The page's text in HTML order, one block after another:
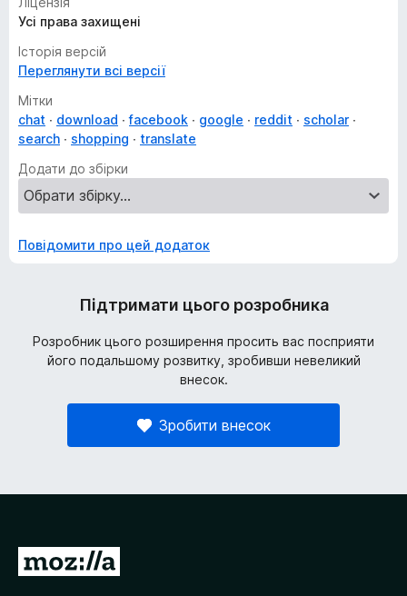
Усі права захищені
Історія версій
Переглянути всі версії
Мітки
chat
download facebook google reddit
scholar
search
shopping
translate
Додати до збірки
Повідомити про цей додаток
Підтримати цього розробника
Розробник цього розширення просить вас посприяти
його подальшому розвитку, зробивши невеликий
внесок.
Зробити внесок
П